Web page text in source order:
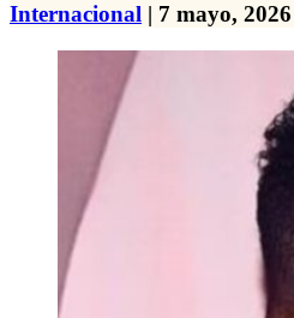
Internacional | 7 mayo, 2026